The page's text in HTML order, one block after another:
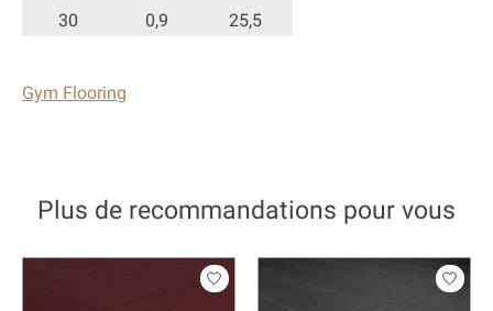
30
0,9 25,5
Gym Flooring
Plus de recommandations pour vous
Articles du carrousel de produits